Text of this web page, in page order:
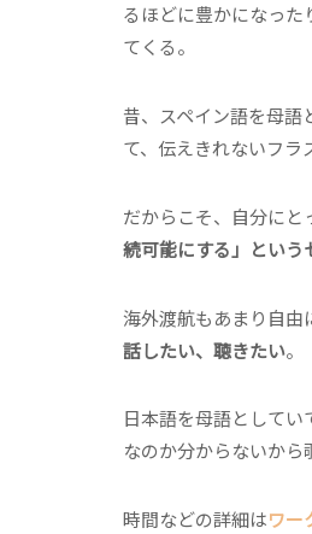
るほどに豊かになっ
てくる。
昔、スペイン語を母
て、伝えきれないフラ
だからこそ、自分にと
続可能にする」という
海外渡航もあまり自由
話したい、聴きたい。
日本語を母語として
なのか分からないから
時間などの詳細はワー